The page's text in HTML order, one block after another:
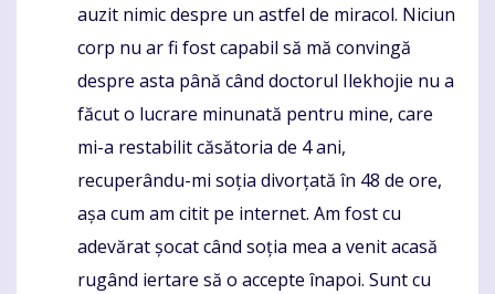
auzit nimic despre un astfel de miracol. Niciun
corp nu ar fi fost capabil să mă convingă
despre asta până când doctorul Ilekhojie nu a
făcut o lucrare minunată pentru mine, care
mi-a restabilit căsătoria de 4 ani,
recuperându-mi soția divorțată în 48 de ore,
așa cum am citit pe internet. Am fost cu
adevărat șocat când soția mea a venit acasă
rugând iertare să o accepte înapoi. Sunt cu